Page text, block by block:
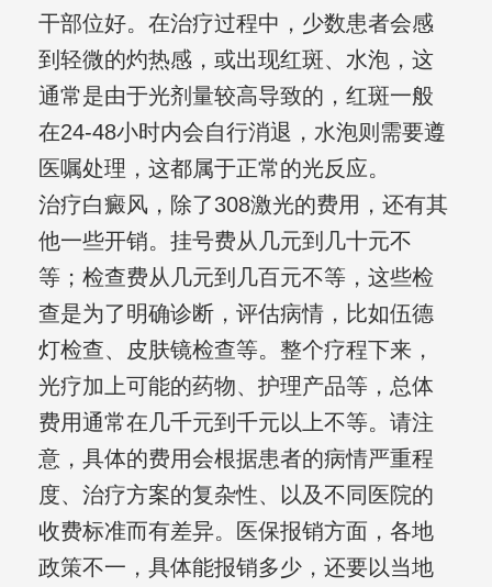
干部位好。在治疗过程中，少数患者会感
到轻微的灼热感，或出现红斑、水泡，这
通常是由于光剂量较高导致的，红斑一般
在24-48小时内会自行消退，水泡则需要遵
医嘱处理，这都属于正常的光反应。
治疗白癜风，除了308激光的费用，还有其
他一些开销。挂号费从几元到几十元不
等；检查费从几元到几百元不等，这些检
查是为了明确诊断，评估病情，比如伍德
灯检查、皮肤镜检查等。整个疗程下来，
光疗加上可能的药物、护理产品等，总体
费用通常在几千元到千元以上不等。请注
意，具体的费用会根据患者的病情严重程
度、治疗方案的复杂性、以及不同医院的
收费标准而有差异。医保报销方面，各地
政策不一，具体能报销多少，还要以当地